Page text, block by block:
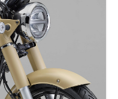
スズキ｜Suzuki
ー｜Mazda Roadster